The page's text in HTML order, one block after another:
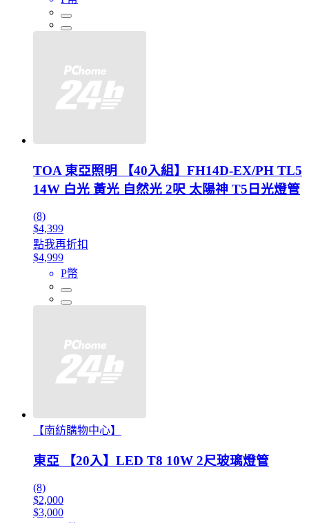
TOA 東亞照明 【40入組】FH14D-EX/PH TL5
14W 白光 黃光 自然光 2呎 太陽神 T5日光燈管
(8)
$4,399
點我再折扣
$4,999
P幣
【南紡購物中心】
東亞 【20入】LED T8 10W 2尺玻璃燈管
(8)
$2,000
$3,000